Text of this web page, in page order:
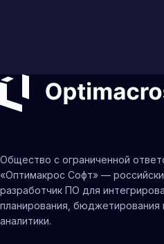
Общество с ограниченной
«Оптимакрос Софт» —
разработчик ПО для
планирования, бюджетирования
аналитики.